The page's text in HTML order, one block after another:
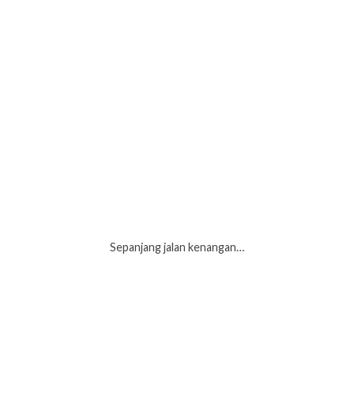
Sepanjang jalan kenangan…